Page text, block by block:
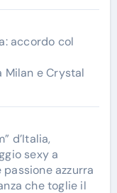
accordo col
e Crystal
d’Italia,
sexy a
azzurra
che toglie il